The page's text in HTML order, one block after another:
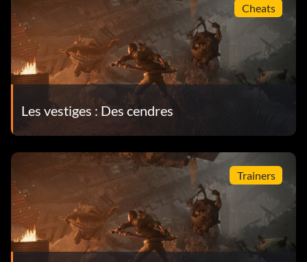
Cheats
Les vestiges : Des cendres
Trainers